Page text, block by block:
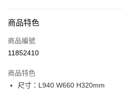
信用卡一次付款
LINE Pay
街口支付
商品特色
商品編號
11852410
商品特色
尺寸：L940 W660 H320mm